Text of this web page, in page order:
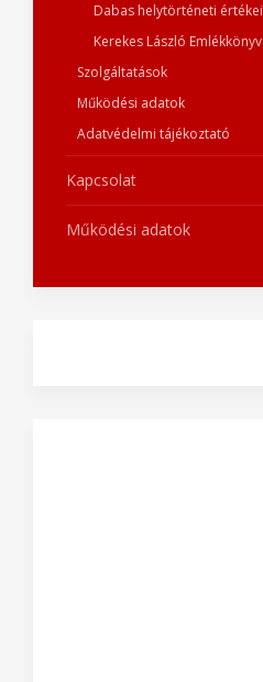
Dabas helytörténeti értékei
Kerekes László Emlékkönyv
Szolgáltatások
Működési adatok
Adatvédelmi tájékoztató
Kapcsolat
Működési adatok